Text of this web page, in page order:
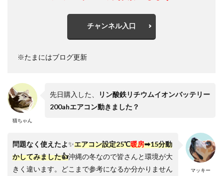
チャンネル入口
※たまにはブログ更新
猫ちゃん
先日購入した、
リン酸鉄リチウムイオンバッテリー
200ahエアコン動きました？
マッキー
問題なく使えたよ✨エアコン設定25℃暖房➡15分動
かしてみました👍沖縄の冬なので皆さんと環境が大
きく違います。どこまで参考になるか分かりません